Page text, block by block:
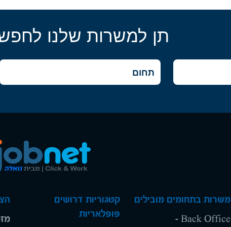
תן למשרות שלנו
משרות בתחומים מובילים
Back Office -
קטגוריות דרושים
פופלאריות